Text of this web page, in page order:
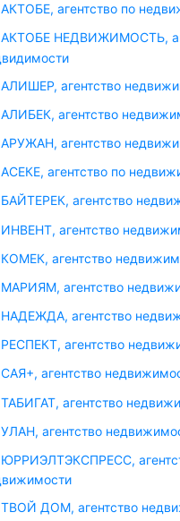
АКТОБЕ, агентство по
АКТОБЕ НЕДВИЖИМОСТЬ,
АЛИШЕР, агентство
АЛИБЕК, агентство
АРУЖАН, агентство
АСЕКЕ, агентство по
БАЙТЕРЕК, агентство
ИНВЕНТ, агентство
КОМЕК, агентство
МАРИЯМ, агентство
НАДЕЖДА, агентство
РЕСПЕКТ, агентство
САЯ+, агентство
ТАБИГАТ, агентство
УЛАН, агентство
ЮРРИЭЛТЭКСПРЕСС,
ТВОЙ ДОМ, агентство